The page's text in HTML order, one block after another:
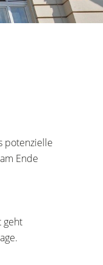
potenzielle
Ende
geht